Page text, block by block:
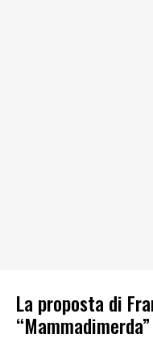
La proposta di
“Mammadimerda”